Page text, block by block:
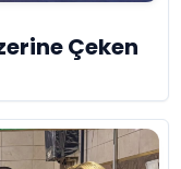
Çeken